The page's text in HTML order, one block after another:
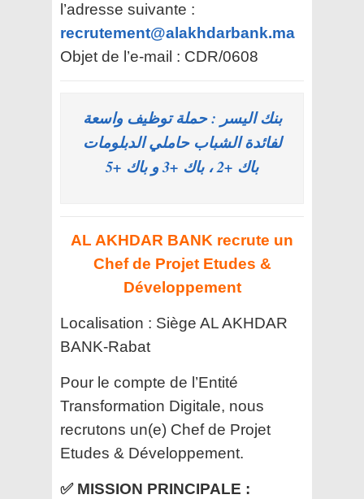
l’adresse suivante :
recrutement@alakhdarbank.ma
Objet de l’e-mail : CDR/0608
بنك اليسر : حملة توظيف واسعة
لفائدة الشباب حاملي الدبلومات
باك +2 ، باك +3 و باك +5
AL AKHDAR BANK recrute un
Chef de Projet Etudes &
Développement
Localisation : Siège AL AKHDAR
BANK-Rabat
Pour le compte de l’Entité
Transformation Digitale, nous
recrutons un(e) Chef de Projet
Etudes & Développement.
✅ MISSION PRINCIPALE :